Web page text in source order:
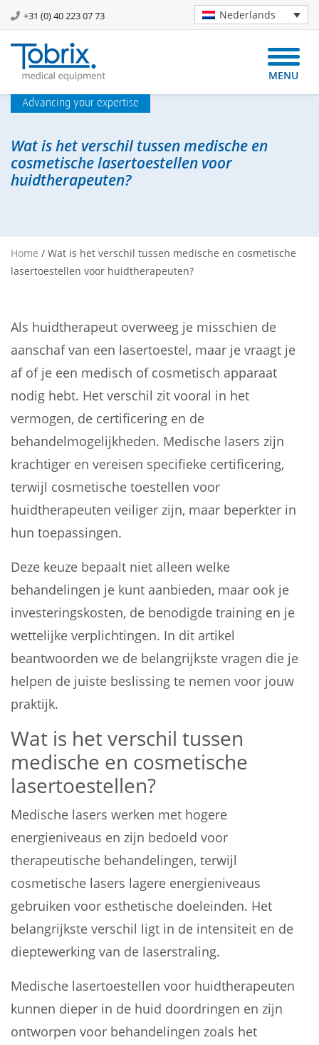
+31 (0) 40 223 07 73 Nederlands
MENU
Advancing your expertise
Wat is het verschil tussen medische en
cosmetische lasertoestellen voor
huidtherapeuten?
Home / Wat is het verschil tussen medische en cosmetische
lasertoestellen voor huidtherapeuten?
Als huidtherapeut overweeg je misschien de
aanschaf van een lasertoestel, maar je vraagt je
af of je een medisch of cosmetisch apparaat
nodig hebt. Het verschil zit vooral in het
vermogen, de certificering en de
behandelmogelijkheden. Medische lasers zijn
krachtiger en vereisen specifieke certificering,
terwijl cosmetische toestellen voor
huidtherapeuten veiliger zijn, maar beperkter in
hun toepassingen.
Deze keuze bepaalt niet alleen welke
behandelingen je kunt aanbieden, maar ook je
investeringskosten, de benodigde training en je
wettelijke verplichtingen. In dit artikel
beantwoorden we de belangrijkste vragen die je
helpen de juiste beslissing te nemen voor jouw
praktijk.
Wat is het verschil tussen
medische en cosmetische
lasertoestellen?
Medische lasers werken met hogere
energieniveaus en zijn bedoeld voor
therapeutische behandelingen, terwijl
cosmetische lasers lagere energieniveaus
gebruiken voor esthetische doeleinden. Het
belangrijkste verschil ligt in de intensiteit en de
dieptewerking van de laserstraling.
Medische lasertoestellen voor huidtherapeuten
kunnen dieper in de huid doordringen en zijn
ontworpen voor behandelingen zoals het